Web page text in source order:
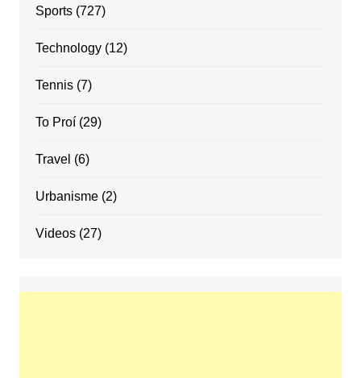
Sports(727)
Technology(12)
Tennis(7)
To Proí(29)
Travel (6)
Urbanisme(2)
Videos(27)